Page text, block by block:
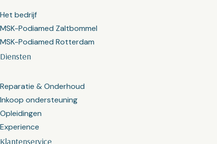
Klantenservice
Diensten
Reparatie & Onderhoud
Inkoop ondersteuning
Opleidingen
Experience
Het bedrijf
MSK-Podiamed Zaltbommel
MSK-Podiamed Rotterdam